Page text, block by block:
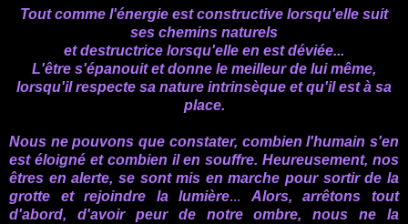
Tout comme l'énergie est constructive lorsqu'elle suit
ses chemins naturels
et destructrice lorsqu'elle en est déviée...
L'être s'épanouit et donne le meilleur de lui même,
lorsqu'il respecte sa nature intrinsèque et qu'il est à sa
place.
Nous ne pouvons que constater, combien l'humain s'en
est éloigné et combien il en souffre. Heureusement, nos
êtres en alerte, se sont mis en marche pour sortir de la
grotte et rejoindre la lumière... Alors, arrêtons tout
d'abord, d'avoir peur de notre ombre, nous ne la